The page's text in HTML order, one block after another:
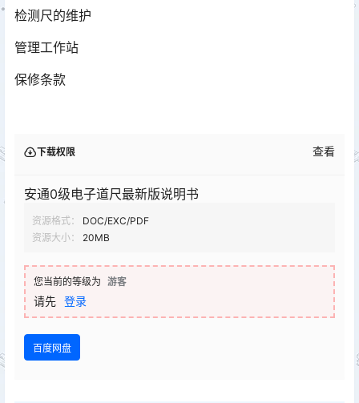
检测尺的维护
管理工作站
保修条款
下载权限 查看
安通0级电子道尺最新版说明书
资源格式：
DOC/EXC/PDF
资源大小：
20MB
您当前的等级为 游客
请先 登录
百度网盘